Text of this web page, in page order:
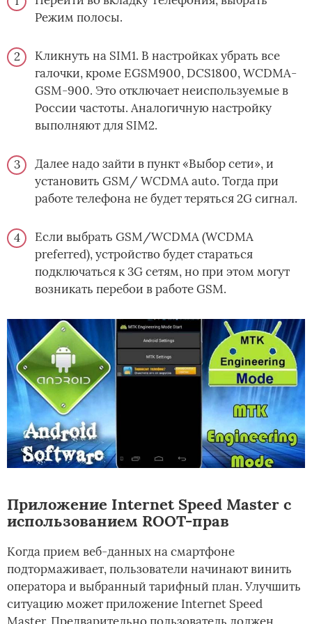
Режим полосы.
Кликнуть на SIM1. В настройках убрать все
галочки, кроме EGSM900, DCS1800, WCDMA-
GSM-900. Это отключает неиспользуемые в
России частоты. Аналогичную настройку
выполняют для SIM2.
Далее надо зайти в пункт «Выбор сети», и
установить GSM/ WCDMA auto. Тогда при
работе телефона не будет теряться 2G сигнал.
Если выбрать GSM/WCDMA (WCDMA
preferred), устройство будет стараться
подключаться к 3G сетям, но при этом могут
возникать перебои в работе GSM.
Приложение Internet Speed Master с
использованием ROOT-прав
Когда прием веб-данных на смартфоне
подтормаживает, пользователи начинают винить
оператора и выбранный тарифный план. Улучшить
ситуацию может приложение Internet Speed